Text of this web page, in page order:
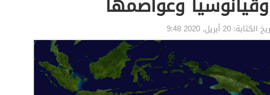
الكتابة: 20 أبريل, 2020 9:48